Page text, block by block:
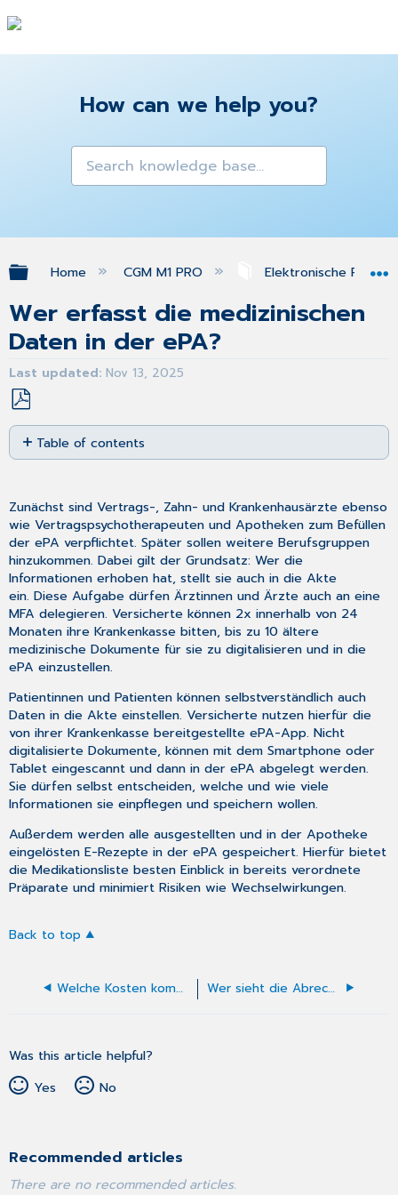
How can we help you?
Expand/collapse global hierarchy
Home CGM M1 PRO Elektronische
Wer erfasst die medizinischen
Daten in der ePA?
Last updated Nov 13, 2025
Save
as
PDF
Table of contents
No
Zunächst sind Vertrags-, Zahn- und Krankenhausärzte ebenso
wie Vertragspsychotherapeuten und Apotheken zum Befüllen
der ePA verpflichtet. Später sollen weitere Berufsgruppen
hinzukommen. Dabei gilt der Grundsatz: Wer die
Informationen erhoben hat, stellt sie auch in die Akte
ein. Diese Aufgabe dürfen Ärztinnen und Ärzte auch an eine
MFA delegieren. Versicherte können 2x innerhalb von 24
Monaten ihre Krankenkasse bitten, bis zu 10 ältere
medizinische Dokumente für sie zu digitalisieren und in die
ePA einzustellen.
Patientinnen und Patienten können selbstverständlich auch
Daten in die Akte einstellen. Versicherte nutzen hierfür die
von ihrer Krankenkasse bereitgestellte ePA-App. Nicht
digitalisierte Dokumente, können mit dem Smartphone oder
Tablet eingescannt und dann in der ePA abgelegt werden.
Sie dürfen selbst entscheiden, welche und wie viele
Informationen sie einpflegen und speichern wollen.
Außerdem werden alle ausgestellten und in der Apotheke
eingelösten E-Rezepte in der ePA gespeichert. Hierfür bietet
die Medikationsliste besten Einblick in bereits verordnete
Präparate und minimiert Risiken wie Wechselwirkungen.
Back to top
Welche Kosten kommen bzgl. der ePA auf mich zu? Wer sieht die Abrechnungsdaten der Krankenkassen?
Was this article helpful?
Yes
No
Recommended articles
There are no recommended articles.